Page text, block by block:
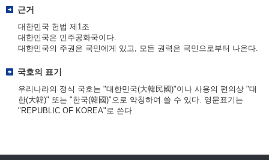
근거
대한민국 헌법 제1조
대한민국은 민주공화국이다.
대한민국의 주권은 국민에게 있고, 모든 권력은 국민으로부터 나온다.
국호의 표기
우리나라의 정식 국호는 "대한민국(大韓民國)"이나 사용의 편의상 "대
한(大韓)" 또는 "한국(韓國)"으로 약칭하여 쓸 수 있다. 영문표기는
"REPUBLIC OF KOREA"로 쓴다